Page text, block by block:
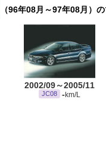
（96年08月～97年08月）
2002/09～2005/11
JC08 - km/L